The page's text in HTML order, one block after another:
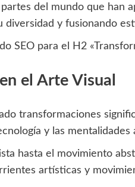
del mundo que han
diversidad y fusionando
SEO para el H2
el Arte Visual
transformaciones
y las mentalidades
hasta el movimiento
artísticas y